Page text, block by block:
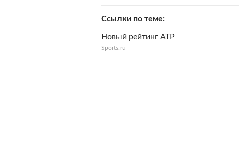
Ссылки по теме
Новый рейтинг АТР
Sports.ru